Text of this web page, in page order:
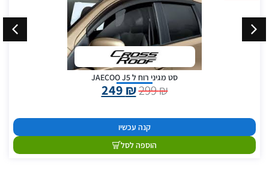
סט מגיני רוח ל JAECOO J5
299₪
249₪
קנה עכשיו
הוספה לסל